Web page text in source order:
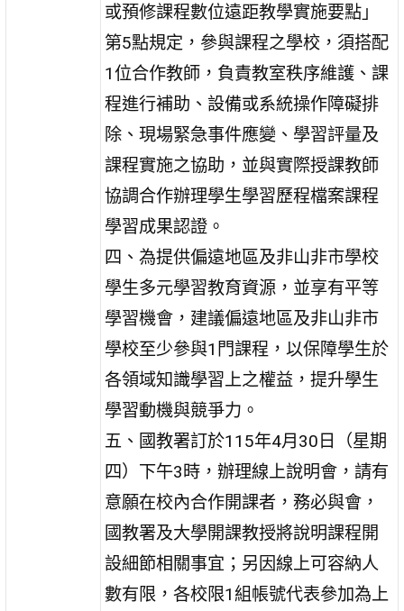
或預修課程數位遠距教學實施要點」
第5點規定，參與課程之學校，須搭配
1位合作教師，負責教室秩序維護、課
程進行補助、設備或系統操作障礙排
除、現場緊急事件應變、學習評量及
課程實施之協助，並與實際授課教師
協調合作辦理學生學習歷程檔案課程
學習成果認證。
四、為提供偏遠地區及非山非市學校
學生多元學習教育資源，並享有平等
學習機會，建議偏遠地區及非山非市
學校至少參與1門課程，以保障學生於
各領域知識學習上之權益，提升學生
學習動機與競爭力。
五、國教署訂於115年4月30日（星期
四）下午3時，辦理線上說明會，請有
意願在校內合作開課者，務必與會，
國教署及大學開課教授將說明課程開
設細節相關事宜；另因線上可容納人
數有限，各校限1組帳號代表參加為上